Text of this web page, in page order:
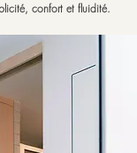
confort et fluidité.